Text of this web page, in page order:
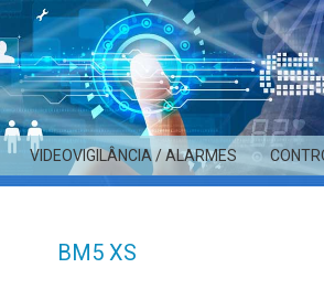
VIDEOVIGILÂNCIA / ALARMES
BM5 XS